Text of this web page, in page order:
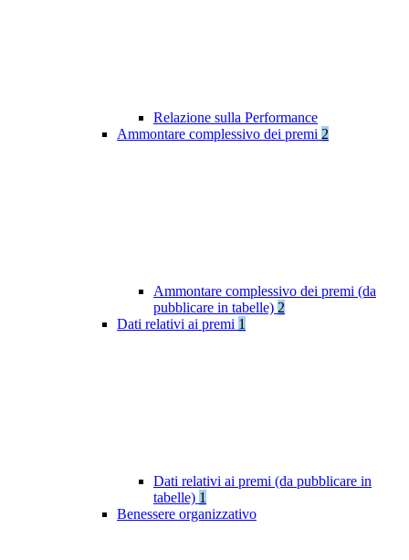
Relazione sulla Performance
Ammontare complessivo dei premi 2
Ammontare complessivo dei premi (da
pubblicare in tabelle) 2
Dati relativi ai premi 1
Dati relativi ai premi (da pubblicare in
tabelle) 1
Benessere organizzativo